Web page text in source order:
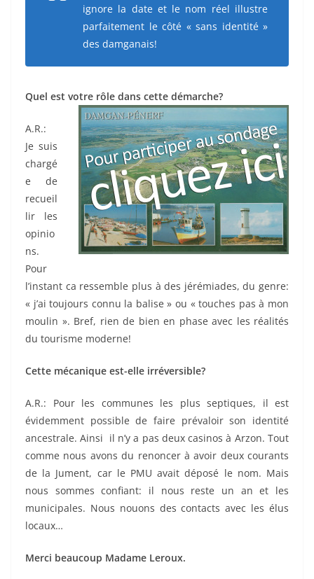
ignore la date et le nom réel illustre
parfaitement le côté « sans identité »
des damganais!
Quel est votre rôle dans cette démarche?
A.R.:
Je suis
chargé
e de
recueil
lir les
opinio
ns.
Pour
l’instant ca ressemble plus à des jérémiades, du genre:
« j’ai toujours connu la balise » ou « touches pas à mon
moulin ». Bref, rien de bien en phase avec les réalités
du tourisme moderne!
Cette mécanique est-elle irréversible?
A.R.: Pour les communes les plus septiques, il est
évidemment possible de faire prévaloir son identité
ancestrale. Ainsi il n’y a pas deux casinos à Arzon. Tout
comme nous avons du renoncer à avoir deux courants
de la Jument, car le PMU avait déposé le nom. Mais
nous sommes confiant: il nous reste un an et les
municipales. Nous nouons des contacts avec les élus
locaux…
Merci beaucoup Madame Leroux.